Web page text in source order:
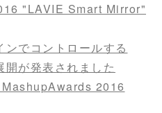
"LAVIE Smart Mirror"
でコントロールする
が発表されました
MashupAwards 2016